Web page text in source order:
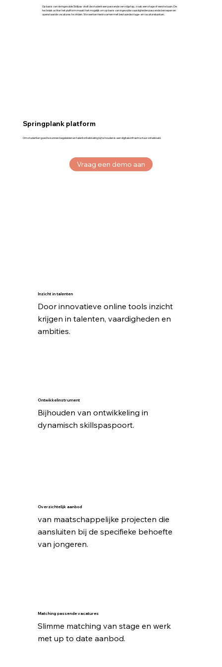
Op basis van de ingevulde Skillpas vindt de student een passende vervolgstap, zoals een stage of eerste baan. De
techniek achter het platform maakt het mogelijk om op basis van ingevulde vaardigheden passende beroepen en
openstaande vacatures te vinden. We werken hierin samen met bestaande stage- en vacaturebanken.
Springplank platform
Om studenten goed te kunnen begeleiden en talentontwikkeling bij te houden is een digitale infrastructuur ontwikkeld.
Vraag een demo aan
Inzicht in talenten
Door innovatieve online tools inzicht
krijgen in talenten, vaardigheden en
ambities.
Ontwikkelinstrument
Bijhouden van ontwikkeling in
dynamisch skillspaspoort.
Overzichtelijk aanbod
van maatschappelijke projecten die
aansluiten bij de specifieke behoefte
van jongeren.
Matching passende vacatures
Slimme matching van stage en werk
met up to date aanbod.